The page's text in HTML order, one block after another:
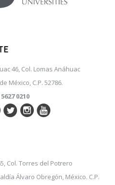
46, Col. Lomas Anáhuac
México, C.P. 52786.
0210
Col. Torres del Potrero
Álvaro Obregón, México. C.P.